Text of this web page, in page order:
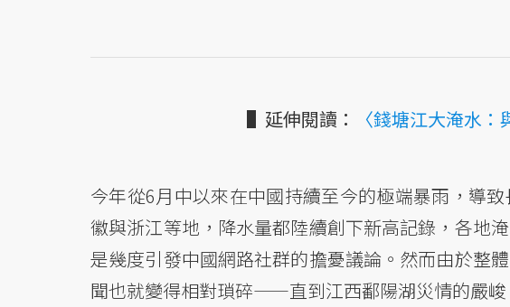
▌延伸閱讀： 〈錢塘江大淹水
今年從6月中以來在中國持續至今的極端暴雨，導
徽與浙江等地，降水量都陸續創下新高記錄，各地
是幾度引發中國網路社群的擔憂議論。然而由於整
聞也就變得相對瑣碎——直到江西鄱陽湖災情的嚴峻